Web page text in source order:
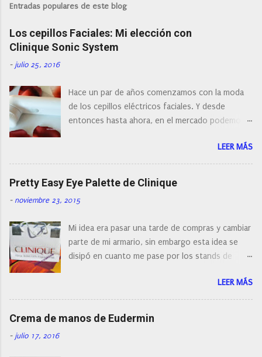
Entradas populares de este blog
Los cepillos Faciales: Mi elección con
Clinique Sonic System
- julio 25, 2016
Hace un par de años comenzamos con la moda
de los cepillos eléctricos faciales. Y desde
entonces hasta ahora, en el mercado podemos
con diferentes características, a pilas, a batería,
cepillos de rotación o de oscilación... y
naturalmente de todos los precios. Existe en la
actualidad tal variedad, que antes de hacer la
compra debemos de hacernos unas preguntas:
post os voy a dar mi opinión de porque elegí mi
cepillo facial de Clinique
LEER MÁS
Pretty Easy Eye Palette de Clinique
- noviembre 23, 2015
Mi idea era pasar una tarde de compras y cambiar
parte de mi armario, sin embargo esta idea se
disipó en cuanto me pase por los stands de
resistirse a esta paleta de colores de Clinique.
LEER MÁS
Crema de manos de Eudermin
- julio 17, 2016